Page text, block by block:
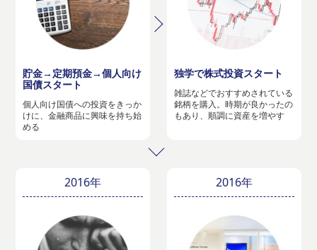
貯金→定期預金→個人向け
国債スタート
個人向け国債への投資をきっか
けに、金融商品に興味を持ち始
める
独学で株式投資スタート
雑誌などでおすすめされている
銘柄を購入。時期が良かったの
もあり、順調に資産を増やす
2016年 2016年